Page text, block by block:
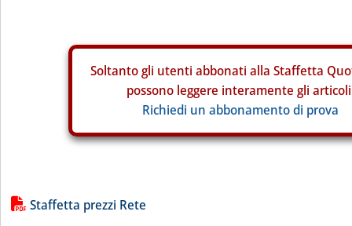
Soltanto gli utenti abbonati alla Staffetta
possono leggere interamente gli
Richiedi un abbonamento di prova
Lista allegati PDF alla notizia
Staffetta prezzi Rete